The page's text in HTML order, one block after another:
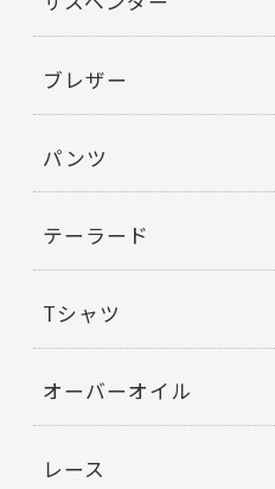
ブレザー
パンツ
テーラード
Tシャツ
オーバーオイル
レース